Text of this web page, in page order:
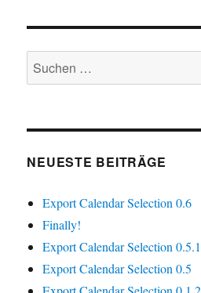
Suchen
nach:
NEUESTE BEITRÄGE
Export Calendar Selection 0.6
Finally!
Export Calendar Selection 0.5.1
Export Calendar Selection 0.5